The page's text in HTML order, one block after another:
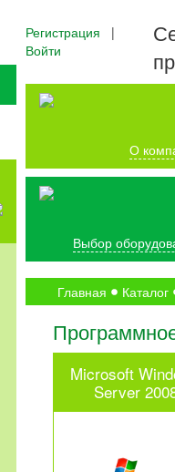
Регистрация |
Войти
О
Выбор
Главная Каталог
Microsoft
Server